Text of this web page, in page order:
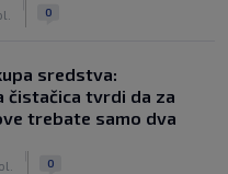
0
sredstva:
čistačica tvrdi da za
trebate samo dva
0